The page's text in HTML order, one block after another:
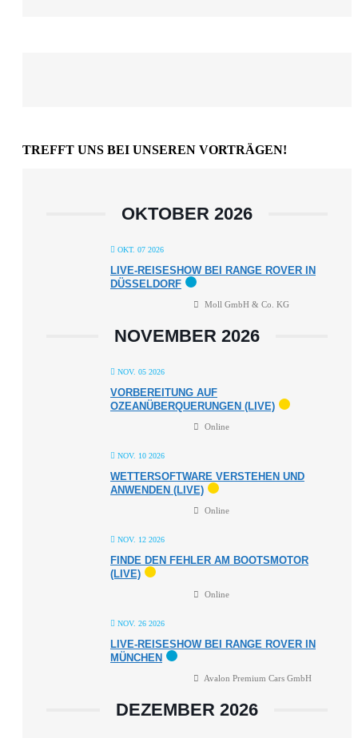
TREFFT UNS BEI UNSEREN VORTRÄGEN!
OKTOBER 2026
OKT. 07 2026
LIVE-REISESHOW BEI RANGE ROVER IN
DÜSSELDORF
Moll GmbH & Co. KG
NOVEMBER 2026
NOV. 05 2026
VORBEREITUNG AUF
OZEANÜBERQUERUNGEN (LIVE)
Online
NOV. 10 2026
WETTERSOFTWARE VERSTEHEN UND
ANWENDEN (LIVE)
Online
NOV. 12 2026
FINDE DEN FEHLER AM BOOTSMOTOR
(LIVE)
Online
NOV. 26 2026
LIVE-REISESHOW BEI RANGE ROVER IN
MÜNCHEN
Avalon Premium Cars GmbH
DEZEMBER 2026